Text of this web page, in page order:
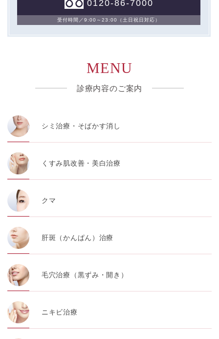
0120-86-7000
受付時間／9:00～23:00（土日祝日対応）
MENU
診療内容のご案内
シミ治療・そばかす消し
くすみ肌改善・美白治療
クマ
肝斑（かんぱん）治療
毛穴治療（黒ずみ・開き）
ニキビ治療